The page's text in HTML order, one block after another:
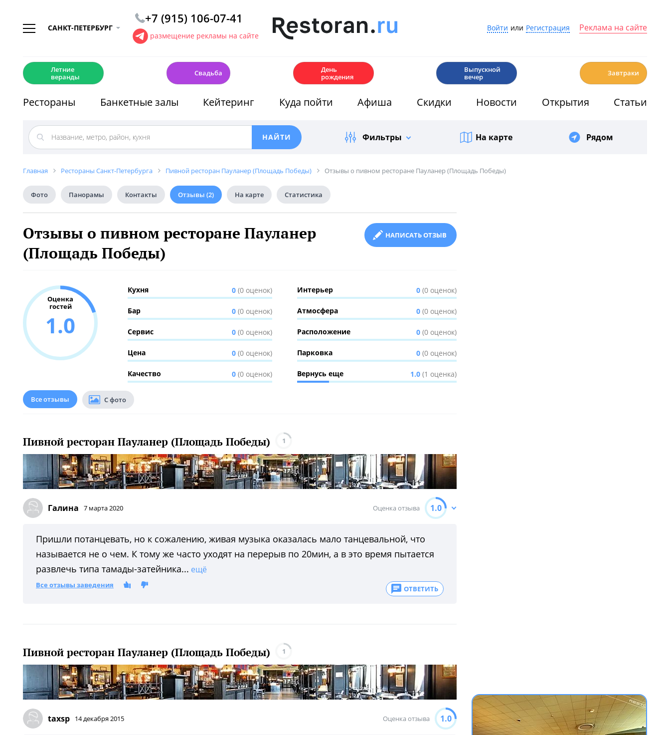
САНКТ-ПЕТЕРБУРГ
+7 (915) 106-07-41
размещение рекламы на сайте
Войти или Регистрация Реклама на сайте
Летние
веранды
Свадьба
День
рождения
Выпускной
вечер
Завтраки
Рестораны Банкетные залы Кейтеринг Куда пойти Афиша Скидки Новости Открытия Статьи
Фильтры На карте Рядом
Главная Рестораны Санкт-Петербурга Пивной ресторан Пауланер (Площадь Победы) Отзывы о пивном ресторане Пауланер (Площадь Победы)
Фото Панорамы Контакты Отзывы (2) На карте Статистика
Отзывы о пивном ресторане Пауланер
(Площадь Победы)
НАПИСАТЬ ОТЗЫВ
Оценка
гостей
1.0
Кухня 0 (0 оценок)
Бар 0 (0 оценок)
Сервис 0 (0 оценок)
Цена 0 (0 оценок)
Качество 0 (0 оценок)
Интерьер 0 (0 оценок)
Атмосфера 0 (0 оценок)
Расположение 0 (0 оценок)
Парковка 0 (0 оценок)
Вернусь еще 1.0 (1 оценка)
Все отзывы С фото
Пивной ресторан Пауланер (Площадь Победы) 1
Галина 7 марта 2020 Оценка отзыва 1.0
Пришли потанцевать, но к сожалению, живая музыка оказалась мало танцевальной, что
называется не о чем. К тому же часто уходят на перерыв по 20мин, а в это время пытается
развлечь типа тамады-затейника... ещё
Все отзывы заведения ОТВЕТИТЬ
Пивной ресторан Пауланер (Площадь Победы) 1
taxsp 14 декабря 2015 Оценка отзыва 1.0